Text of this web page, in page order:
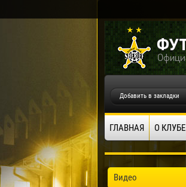
Добавить в закладки
ГЛАВНАЯ О КЛУБЕ
Видео